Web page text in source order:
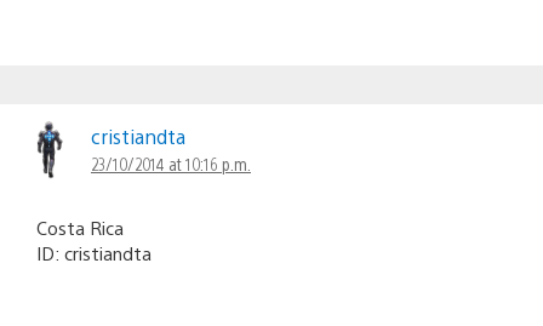
cristiandta
23/10/2014 at 10:16 p.m.
Costa Rica
ID: cristiandta